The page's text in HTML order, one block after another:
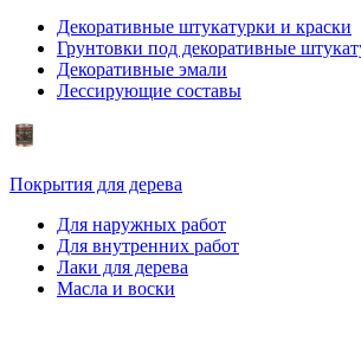
Декоративные штукатурки и краски
Грунтовки под декоративные
Декоративные эмали
Лессирующие составы
Покрытия для дерева
Для наружных работ
Для внутренних работ
Лаки для дерева
Масла и воски